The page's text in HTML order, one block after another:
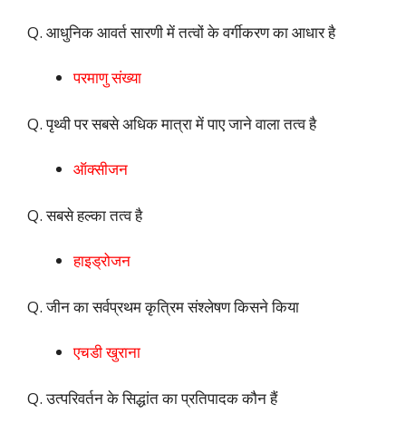
Q. आधुनिक आवर्त सारणी में तत्वों के वर्गीकरण का आधार है
परमाणु संख्या
Q. पृथ्वी पर सबसे अधिक मात्रा में पाए जाने वाला तत्व है
ऑक्सीजन
Q. सबसे हल्का तत्व है
हाइड्रोजन
Q. जीन का सर्वप्रथम कृत्रिम संश्लेषण किसने किया
एचडी खुराना
Q. उत्परिवर्तन के सिद्धांत का प्रतिपादक कौन हैं